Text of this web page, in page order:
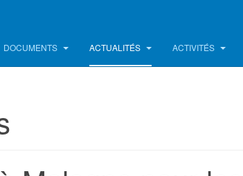
DOCUMENTS ACTUALITÉS ACTIVITÉS